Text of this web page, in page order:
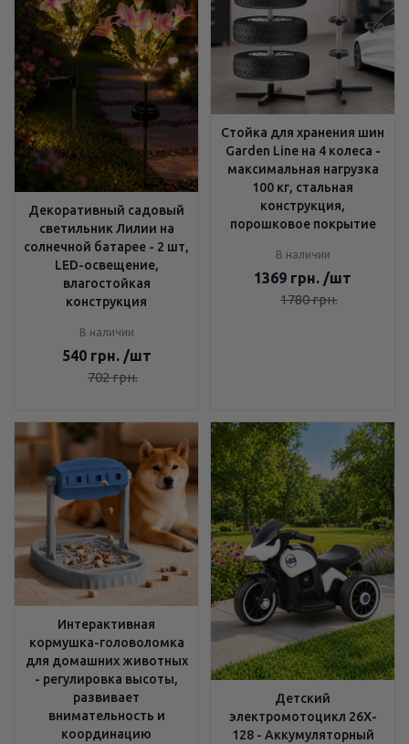
Декоративный садовый
светильник Лилии на
солнечной батарее - 2 шт,
LED-освещение,
влагостойкая
конструкция
В наличии
540 грн. /шт
702грн.
Стойка для хранения шин
Garden Line на 4 колеса -
максимальная нагрузка
100 кг, стальная
конструкция,
порошковое покрытие
В наличии
1369 грн. /шт
1780грн.
Интерактивная
кормушка-головоломка
для домашних животных
- регулировка высоты,
развивает
внимательность и
координацию
Детский
электромотоцикл 26X-
128 - Аккумуляторный